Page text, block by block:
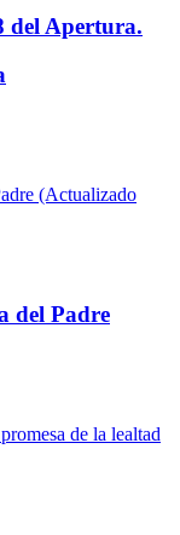
del Apertura.
del Padre